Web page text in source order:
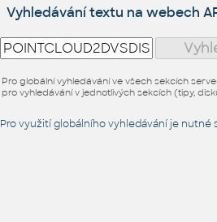
Vyhledávání textu na webech
Pro globální vyhledávání ve všech sekcích
pro vyhledávání v jednotlivých sekcích (tipy,
Pro využití globálního vyhledávání je